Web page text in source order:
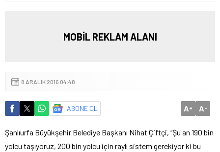
MOBİL REKLAM ALANI
8 ARALIK 2016 04:48
ABONE OL A+ A-
Şanlıurfa Büyükşehir Belediye Başkanı Nihat Çiftçi, “Şu an 190 bin
yolcu taşıyoruz, 200 bin yolcu için raylı sistem gerekiyor ki bu